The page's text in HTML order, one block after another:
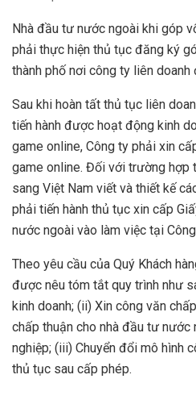
Nhà đầu tư nước ngoài khi góp
phải thực hiện thủ tục đăng ký
thành phố nơi công ty liên doanh
Sau khi hoàn tất thủ tục liên
tiến hành được hoạt động kinh
game online, Công ty phải xin
game online. Đối với trường hợp
sang Việt Nam viết và thiết kế
phải tiến hành thủ tục xin cấp
nước ngoài vào làm việc tại
Theo yêu cầu của Quý Khách
được nêu tóm tắt quy trình như
kinh doanh; (ii) Xin công văn
chấp thuận cho nhà đầu tư nước
nghiệp; (iii) Chuyển đổi mô hình
thủ tục sau cấp phép.